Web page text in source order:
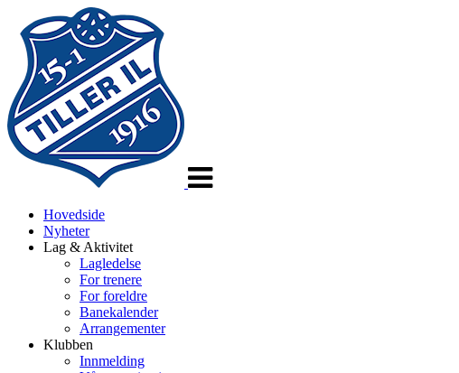
Hovedside
Nyheter
Lag & Aktivitet
Lagledelse
For trenere
For foreldre
Banekalender
Arrangementer
Klubben
Innmelding